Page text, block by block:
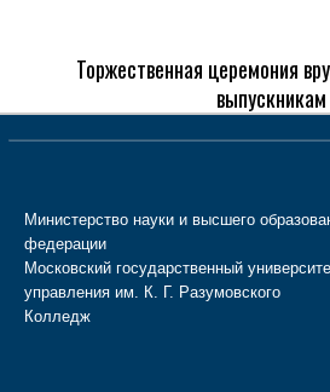
Торжественная церемония
выпускникам
Министерство науки и высшего
федерации
Московский государственный
управления им. К. Г. Разумовского
Колледж